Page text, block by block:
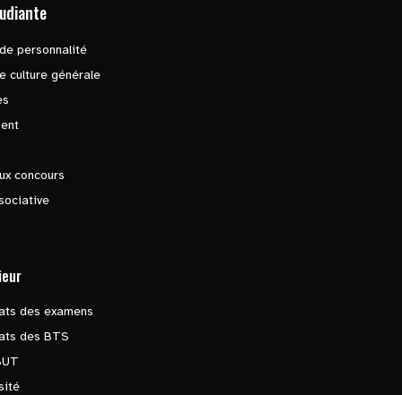
personnalité
culture générale
concours
des examens
des BTS